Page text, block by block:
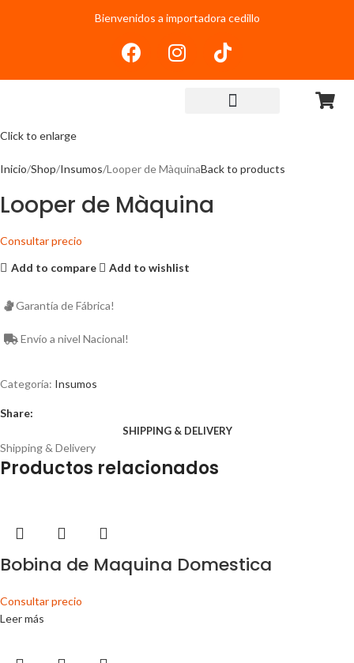
Bienvenidos a importadora cedillo
Click to enlarge
Inicio Shop Insumos Looper de MàquinaBack to products
Looper de Màquina
Consultar precio
Add to compare
Add to wishlist
Garantía de Fábrica!
Envío a nivel Nacional!
Categoría: Insumos
Share:
SHIPPING & DELIVERY
Shipping & Delivery
Productos relacionados
Bobina de Maquina Domestica
Consultar precio
Leer más